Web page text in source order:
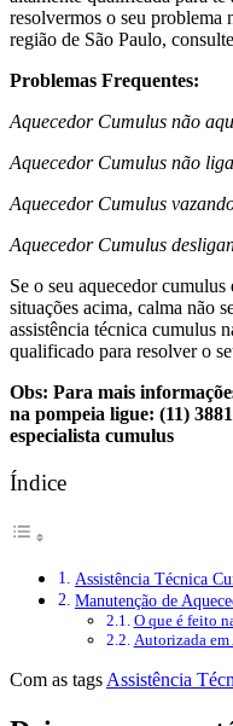
resolvermos o seu problema
região de São Paulo,
Problemas Frequentes:
Aquecedor Cumulus não
Aquecedor Cumulus não
Aquecedor Cumulus
Aquecedor Cumulus
Se o seu aquecedor cumulus
situações acima, calma não
assistência técnica cumulus
qualificado para resolver o
Obs: Para mais
na pompeia ligue: (11)
especialista cumulus
Índice
Assistência Técnica
Manutenção de
O que é feito
Autorizada
Com as tags Assistência